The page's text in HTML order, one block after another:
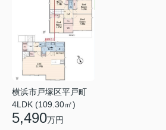
横浜市戸塚区平戸町
4LDK (109.30㎡)
5,490万円